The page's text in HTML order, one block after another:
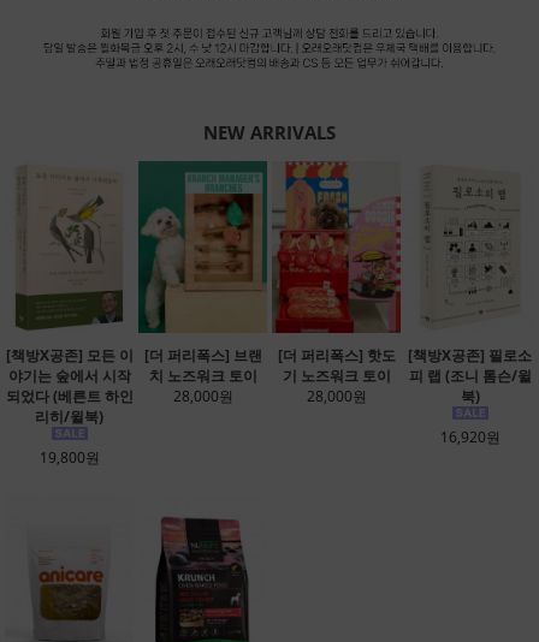
NEW ARRIVALS
[책방X공존] 모든 이
야기는 숲에서 시작
되었다 (베른트 하인
리히/윌북)
19,800원
[더 퍼리폭스] 브랜
치 노즈워크 토이
28,000원
[더 퍼리폭스] 핫도
기 노즈워크 토이
28,000원
[책방X공존] 필로소
피 랩 (조니 톰슨/윌
북)
16,920원